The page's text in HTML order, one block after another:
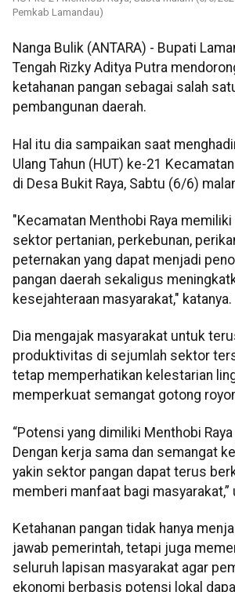
Pemkab Lamandau)
Nanga Bulik (ANTARA) - Bupati
Tengah Rizky Aditya Putra
ketahanan pangan sebagai salah
pembangunan daerah.
Hal itu dia sampaikan saat
Ulang Tahun (HUT) ke-21
di Desa Bukit Raya, Sabtu (6/6)
"Kecamatan Menthobi Raya
sektor pertanian, perkebunan,
peternakan yang dapat menjadi
pangan daerah sekaligus
kesejahteraan masyarakat," katanya.
Dia mengajak masyarakat untuk
produktivitas di sejumlah sektor
tetap memperhatikan kelestarian
memperkuat semangat gotong
“Potensi yang dimiliki Menthobi
Dengan kerja sama dan semangat
yakin sektor pangan dapat terus
memberi manfaat bagi masyarakat,”
Ketahanan pangan tidak hanya
jawab pemerintah, tetapi juga
seluruh lapisan masyarakat agar
ekonomi berbasis potensi lokal